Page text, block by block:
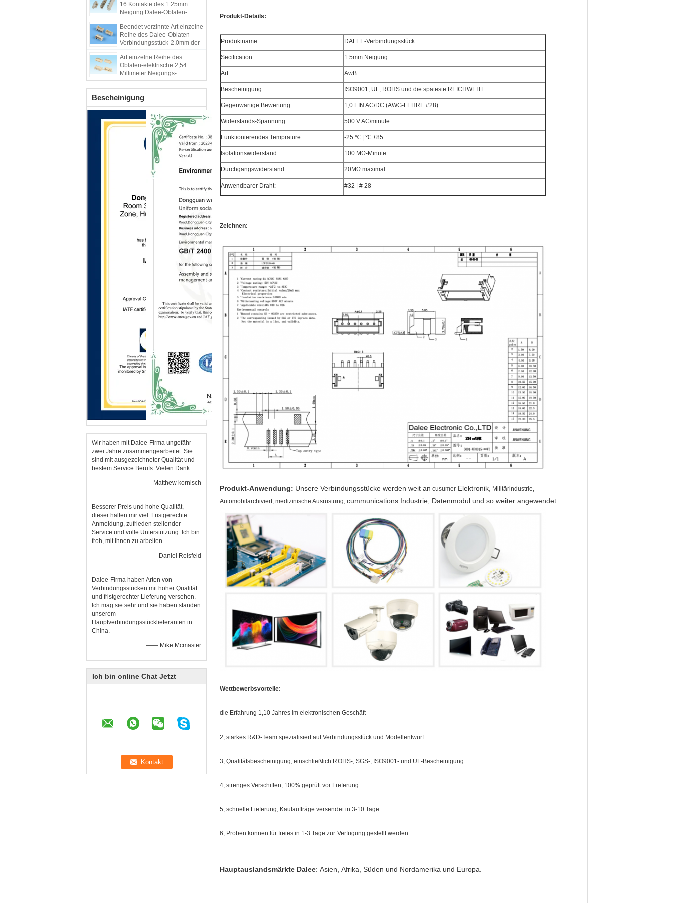
16 Kontakte des 1.25mm
Neigung Dalee-Oblaten-
Beendet verzinnte Art einzelne
Reihe des Dalee-Oblaten-
Verbindungsstück-2.0mm der
Art einzelne Reihe des
Oblaten-elektrische 2,54
Millimeter Neigungs-
Verbindungsstück-AB beendet
verzinnt
Bescheinigung
Wir haben mit Dalee-Firma ungefähr
zwei Jahre zusammengearbeitet. Sie
sind mit ausgezeichneter Qualität und
bestem Service Berufs. Vielen Dank.
—— Matthew kornisch
Besserer Preis und hohe Qualität,
dieser halfen mir viel. Fristgerechte
Anmeldung, zufrieden stellender
Service und volle Unterstützung. Ich bin
froh, mit Ihnen zu arbeiten.
—— Daniel Reisfeld
Dalee-Firma haben Arten von
Verbindungsstücken mit hoher Qualität
und fristgerechter Lieferung versehen.
Ich mag sie sehr und sie haben standen
unserem
Hauptverbindungsstücklieferanten in
China.
—— Mike Mcmaster
Ich bin online Chat Jetzt
Produkt-Details:
Produktname: DALEE-Verbindungsstück
Secification: 1.5mm Neigung
Art: AwB
Bescheinigung: ISO9001, UL, ROHS und die späteste REICHWEITE
Gegenwärtige Bewertung: 1,0 EIN AC/DC (AWG-LEHRE #28)
Widerstands-Spannung: 500 V AC/minute
Funktionierendes Temprature: -25 ℃ | ℃ +85
Isolationswiderstand 100 MΩ-Minute
Durchgangswiderstand: 20MΩ maximal
Anwendbarer Draht: #32 | # 28
Zeichnen:
Produkt-Anwendung: Unsere Verbindungsstücke werden weit an cusumer Elektronik, Militärindustrie,
Automobilarchiviert, medizinische Ausrüstung, cummunications Industrie, Datenmodul und so weiter angewendet.
Wettbewerbsvorteile:
die Erfahrung 1,10 Jahres im elektronischen Geschäft
2, starkes R&D-Team spezialisiert auf Verbindungsstück und Modellentwurf
3, Qualitätsbescheinigung, einschließlich ROHS-, SGS-, ISO9001- und UL-Bescheinigung
4, strenges Verschiffen, 100% geprüft vor Lieferung
5, schnelle Lieferung, Kaufaufträge versendet in 3-10 Tage
6, Proben können für freies in 1-3 Tage zur Verfügung gestellt werden
Hauptauslandsmärkte Dalee: Asien, Afrika, Süden und Nordamerika und Europa.